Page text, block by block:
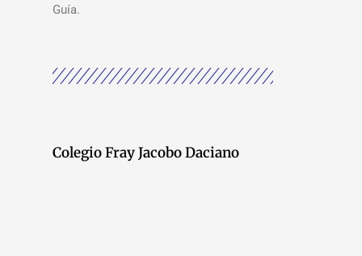
Guía.
Colegio Fray Jacobo Daciano